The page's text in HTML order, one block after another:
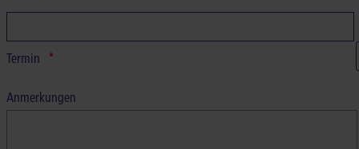
Termin
Anmerkungen